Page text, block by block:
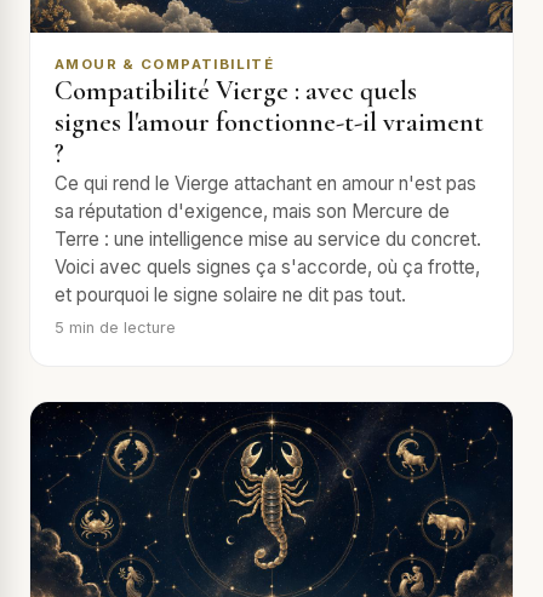
AMOUR & COMPATIBILITÉ
Compatibilité Vierge : avec quels
signes l'amour fonctionne-t-il vraiment
?
Ce qui rend le Vierge attachant en amour n'est pas
sa réputation d'exigence, mais son Mercure de
Terre : une intelligence mise au service du concret.
Voici avec quels signes ça s'accorde, où ça frotte,
et pourquoi le signe solaire ne dit pas tout.
5 min de lecture